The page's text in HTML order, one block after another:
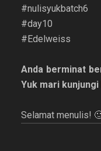
#nulisyukbatch6
#day10
#Edelweiss
Anda berminat
Yuk mari kunjungi
Selamat menulis!